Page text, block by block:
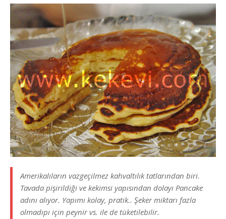
Amerikalıların vazgeçilmez kahvaltılık tatlarından biri.
Tavada pişirildiği ve kekimsi yapısından dolayı Pancake
adını alıyor. Yapımı kolay, pratik.. Şeker miktarı fazla
olmadıpı için peynir vs. ile de tüketilebilir.